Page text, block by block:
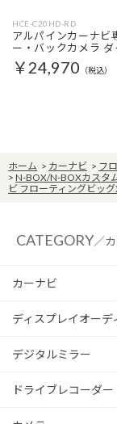
HCE-C20HD-RD
アルパインカーナビ
ー・バックカメラ
￥24,970 （税込）
ホーム > カーナビ > フ
> N-BOX/N-BOXカスタ
ビ フローティングビッグ
CATEGORY／
カーナビ
ディスプレイオーデ
デジタルミラー
ドライブレコーダー